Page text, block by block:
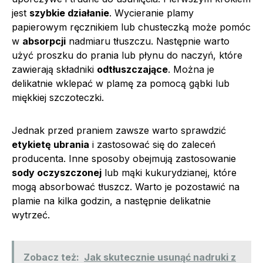
jest szybkie działanie. Wycieranie plamy
papierowym ręcznikiem lub chusteczką może pomóc
w absorpcji nadmiaru tłuszczu. Następnie warto
użyć proszku do prania lub płynu do naczyń, które
zawierają składniki odtłuszczające. Można je
delikatnie wklepać w plamę za pomocą gąbki lub
miękkiej szczoteczki.
Jednak przed praniem zawsze warto sprawdzić
etykietę ubrania i zastosować się do zaleceń
producenta. Inne sposoby obejmują zastosowanie
sody oczyszczonej lub mąki kukurydzianej, które
mogą absorbować tłuszcz. Warto je pozostawić na
plamie na kilka godzin, a następnie delikatnie
wytrzeć.
Zobacz też: Jak skutecznie usunąć nadruki z